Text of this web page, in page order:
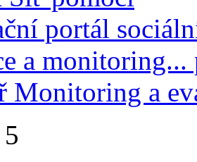
portál
a monitoring...
Monitoring a